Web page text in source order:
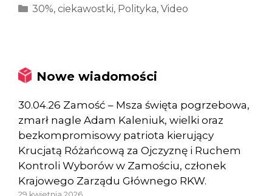
Kategorie
30%, ciekawostki, Polityka, Video
Nowe wiadomości
30.04.26 Zamość – Msza święta pogrzebowa,
zmarł nagle Adam Kaleniuk, wielki oraz
bezkompromisowy patriota kierujący
Krucjatą Różańcową za Ojczyznę i Ruchem
Kontroli Wyborów w Zamościu, członek
Krajowego Zarządu Głównego RKW.